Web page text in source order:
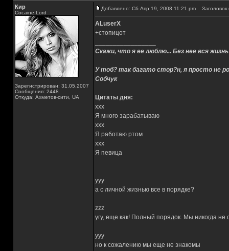
Кир
Cocaine Lord
Зарегистрирован: 31.05.2007
Сообщения: 2448
Откуда: Ахметов-сити, UA
Добавлено: Сб Апр 19, 2008 11:21 pm Заголовок
ALuserX
+стопицот
Скажи, что я ее люблю... Без нее вся
У тоб? так багато стор?н, я просто не
Собчук
Цитаты дня:
xxx
Я много зарабатываю
xxx
Я работаю ртом
xxx
Я певица
yyy
а с личной жизнью все в порядке?
zzz
угу, еще как! Полный порядок. Мы никогда
yyy
но к сожалению мы еще не знакомы